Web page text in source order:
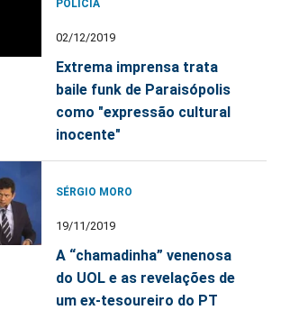
POLÍCIA
02/12/2019
Extrema imprensa trata
baile funk de Paraisópolis
como "expressão cultural
inocente"
SÉRGIO MORO
19/11/2019
A “chamadinha” venenosa
do UOL e as revelações de
um ex-tesoureiro do PT